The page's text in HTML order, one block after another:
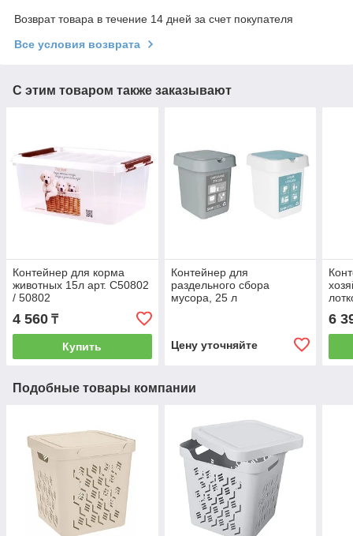
Возврат товара в течение 14 дней за счет покупателя
Все условия возврата
С этим товаром также заказывают
Контейнер для корма
животных 15л арт. С50802
/ 50802
4 560 ₸
Купить
Контейнер для
раздельного сбора
мусора, 25 л
Цену уточняйте
6
Подобные товары компании